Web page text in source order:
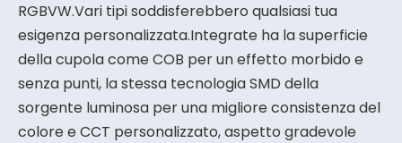
RGBVW.Vari tipi soddisferebbero qualsiasi tua
esigenza personalizzata.Integrate ha la superficie
della cupola come COB per un effetto morbido e
senza punti, la stessa tecnologia SMD della
sorgente luminosa per una migliore consistenza del
colore e CCT personalizzato, aspetto gradevole